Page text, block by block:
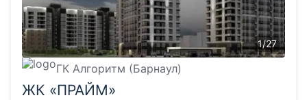
1/27
ГК Алгоритм (Барнаул)
ЖК «ПРАЙМ»